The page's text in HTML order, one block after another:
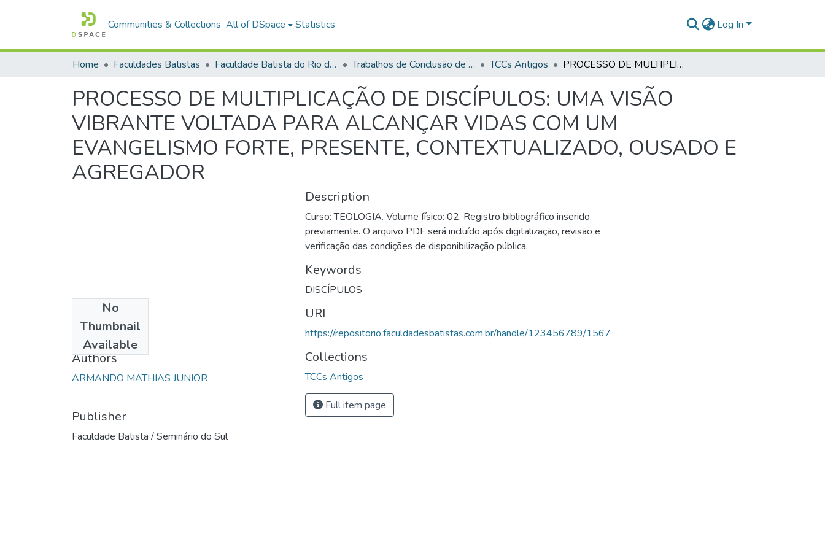
Communities & Collections All of DSpace Statistics Log In
Home Faculdades Batistas Faculdade Batista do Rio de Janeiro (FABAT-RJ) Trabalhos de Conclusão de Curso (TCC) TCCs Antigos PROCESSO DE MULTIPLICAÇÃO DE DISCÍPULOS: UMA VISÃO VIBRANTE VOLTADA PARA ALCANÇAR VIDAS COM UM EVANGELISMO FORTE, PRESENTE, CONTEXTUALIZADO, OUSADO E AGREGADOR
PROCESSO DE MULTIPLICAÇÃO DE DISCÍPULOS: UMA VISÃO
VIBRANTE VOLTADA PARA ALCANÇAR VIDAS COM UM
EVANGELISMO FORTE, PRESENTE, CONTEXTUALIZADO, OUSADO E
AGREGADOR
No
Thumbnail
Available
2005
Authors
ARMANDO MATHIAS JUNIOR
Publisher
Faculdade Batista / Seminário do Sul
Description
Curso: TEOLOGIA. Volume físico: 02. Registro bibliográfico inserido
previamente. O arquivo PDF será incluído após digitalização, revisão e
verificação das condições de disponibilização pública.
Keywords
DISCÍPULOS
URI
https://repositorio.faculdadesbatistas.com.br/handle/123456789/1567
Collections
TCCs Antigos
Full item page